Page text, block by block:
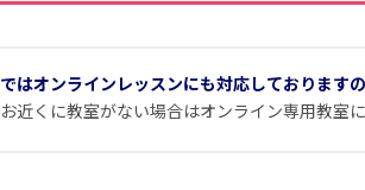
はオンラインレッスンにも対応しております
近くに教室がない場合はオンライン専用教室